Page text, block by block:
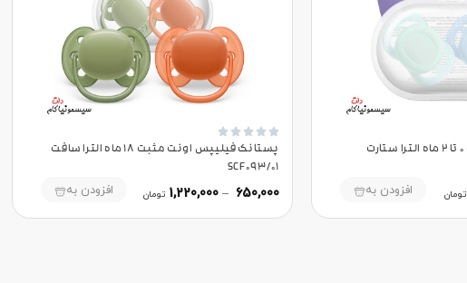
پستانک فیلیپس اونت 0 تا 2 ماه الترا ستارت
تومان افزودن به





پستانک فیلیپس اونت مثبت 18 ماه الترا سافت
SCF093/01
650,000
–
1,220,000 تومان افزودن به